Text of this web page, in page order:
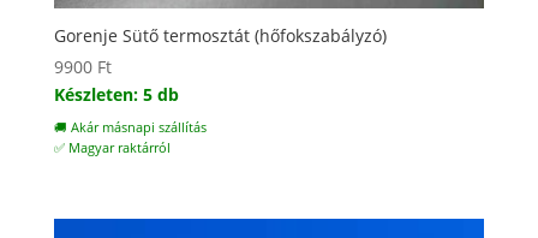
Gorenje Sütő termosztát (hőfokszabályzó)
9900 Ft
Készleten: 5 db
🚚 Akár másnapi szállítás
✅ Magyar raktárról